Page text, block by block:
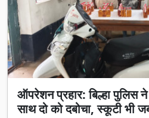
ऑपरेशन प्रहार: बिल्हा पुलिस
साथ दो को दबोचा, स्कूटी भी